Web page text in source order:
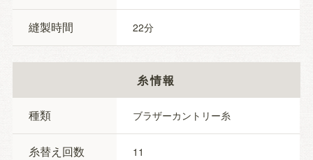
縫製時間 22
糸情報
種類 ブラザーカントリー糸
糸替え回数 11